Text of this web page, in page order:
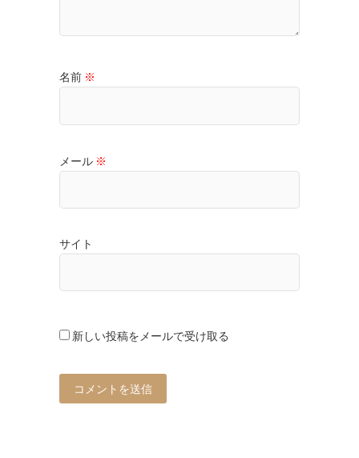
名前 ※
メール ※
サイト
新しい投稿をメールで受け取る